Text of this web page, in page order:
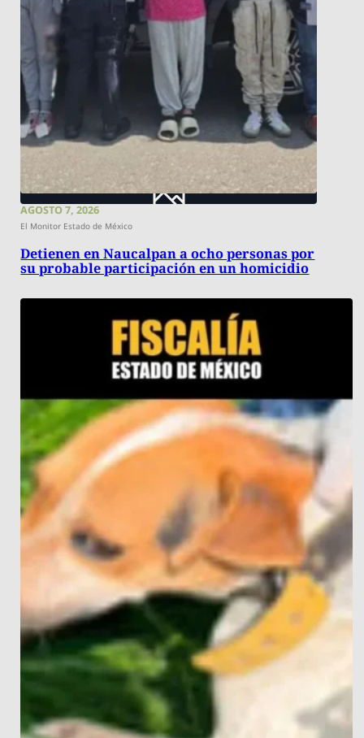
AGOSTO 7, 2026
El Monitor Estado de México
Detienen en Naucalpan a ocho personas por
su probable participación en un homicidio